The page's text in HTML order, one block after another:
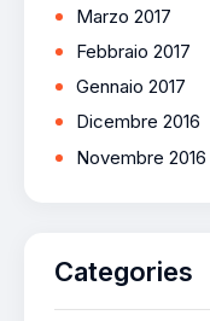
Marzo 2017
Febbraio 2017
Gennaio 2017
Dicembre 2016
Novembre 2016
Categories